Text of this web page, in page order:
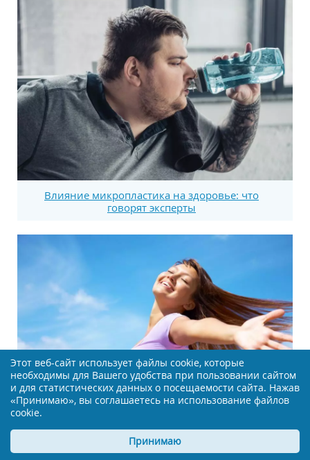
Влияние микропластика на здоровье: что
говорят эксперты
Новый подход к менопаузе: заморозка ткани
яичника может изменить все
Этот веб-сайт использует файлы cookie, которые
необходимы для Вашего удобства при пользовании сайтом
и для статистических данных о посещаемости сайта. Нажав
«Принимаю», вы соглашаетесь на использование файлов
cookie.
Принимаю